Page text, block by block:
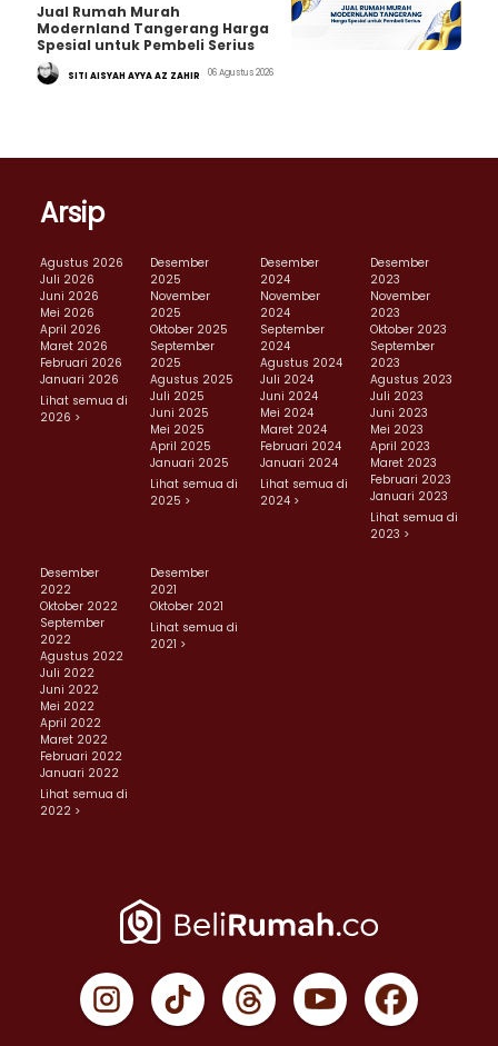
Jual Rumah Murah
Modernland Tangerang Harga
Spesial untuk Pembeli Serius
SITI AISYAH AYYA AZ ZAHIR 06 Agustus 2026
Arsip
Agustus 2026
Juli 2026
Juni 2026
Mei 2026
April 2026
Maret 2026
Februari 2026
Januari 2026
Lihat semua di
2026 >
Desember
2025
November
2025
Oktober 2025
September
2025
Agustus 2025
Juli 2025
Juni 2025
Mei 2025
April 2025
Januari 2025
Lihat semua di
2025 >
Desember
2024
November
2024
September
2024
Agustus 2024
Juli 2024
Juni 2024
Mei 2024
Maret 2024
Februari 2024
Januari 2024
Lihat semua di
2024 >
Desember
2023
November
2023
Oktober 2023
September
2023
Agustus 2023
Juli 2023
Juni 2023
Mei 2023
April 2023
Maret 2023
Februari 2023
Januari 2023
Lihat semua di
2023 >
Desember
2022
Oktober 2022
September
2022
Agustus 2022
Juli 2022
Juni 2022
Mei 2022
April 2022
Maret 2022
Februari 2022
Januari 2022
Lihat semua di
2022 >
Desember
2021
Oktober 2021
Lihat semua di
2021 >